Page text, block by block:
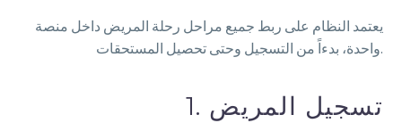
يعتمد النظام على ربط جميع مراحل رحلة المريض داخل منصة
واحدة، بدءاً من التسجيل وحتى تحصيل المستحقات.
1. تسجيل المريض